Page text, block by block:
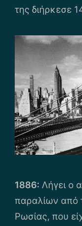
της διήρκεσε
1886: Λήγει ο
παραλίων από
Ρωσίας, που